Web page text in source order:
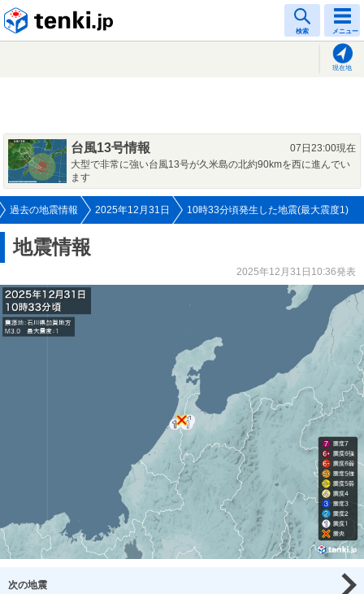
検索 メニュー
現在地
台風13号情報
07日23:00現在
大型で非常に強い台風13号が久米島の北約90kmを西に進んでい
ます
過去の地震情報 2025年12月31日 10時33分頃発生した地震(最大震度1)
地震情報
2025年12月31日10:36発表
次の地震